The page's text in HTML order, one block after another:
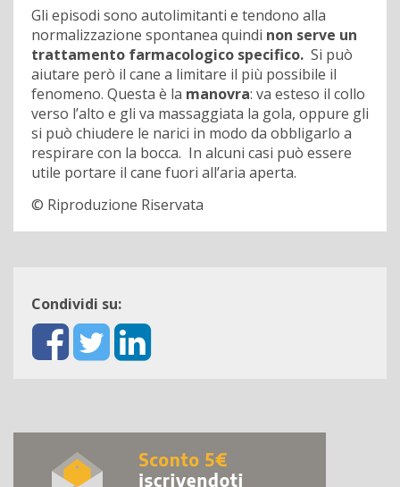
Gli episodi sono autolimitanti e tendono alla
normalizzazione spontanea quindi non serve un
trattamento farmacologico specifico. Si può
aiutare però il cane a limitare il più possibile il
fenomeno. Questa è la manovra: va esteso il collo
verso l’alto e gli va massaggiata la gola, oppure gli
si può chiudere le narici in modo da obbligarlo a
respirare con la bocca. In alcuni casi può essere
utile portare il cane fuori all’aria aperta.
© Riproduzione Riservata
Condividi su: